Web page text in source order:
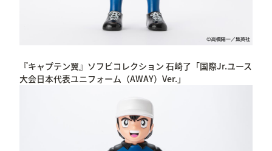
『キャプテン翼』ソフビコレクション 石崎了「国際Jr.ユース
大会日本代表ユニフォーム（AWAY）Ver.」